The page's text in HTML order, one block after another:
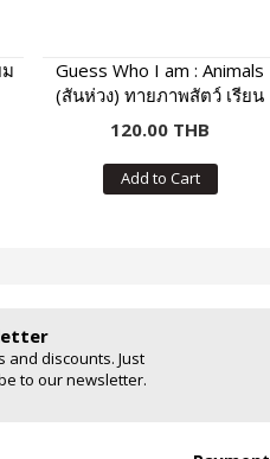
Guess Who I am : Animals
(สันห่วง) ทายภาพสัตว์ เรียน
รู้คำศัพท์และเสียงร้องของ
120.00 THB
Add to Cart
and discounts. Just
to our newsletter.